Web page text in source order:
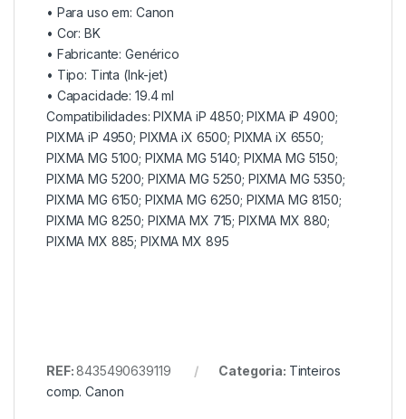
• Para uso em: Canon
• Cor: BK
• Fabricante:Genérico
• Tipo: Tinta (Ink-jet)
• Capacidade:19.4 ml
Compatibilidades: PIXMA iP 4850; PIXMA iP 4900;
PIXMA iP 4950; PIXMA iX 6500; PIXMA iX 6550;
PIXMA MG 5100; PIXMA MG 5140; PIXMA MG 5150;
PIXMA MG 5200; PIXMA MG 5250; PIXMA MG 5350;
PIXMA MG 6150; PIXMA MG 6250; PIXMA MG 8150;
PIXMA MG 8250; PIXMA MX 715; PIXMA MX 880;
PIXMA MX 885; PIXMA MX 895
REF:8435490639119 Categoria: Tinteiros
comp. Canon